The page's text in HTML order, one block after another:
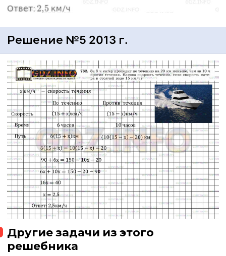
Решение №5 2013 г.
Другие задачи из этого
решебника